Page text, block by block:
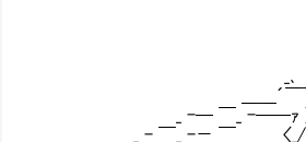
_､ -‐…‐-
＿＿´￣￣￣
_ -─ ￣_ -──ｧ
_ - ￣_ -－ ￣ 〈_/ .